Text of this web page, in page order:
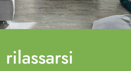
rilassarsi